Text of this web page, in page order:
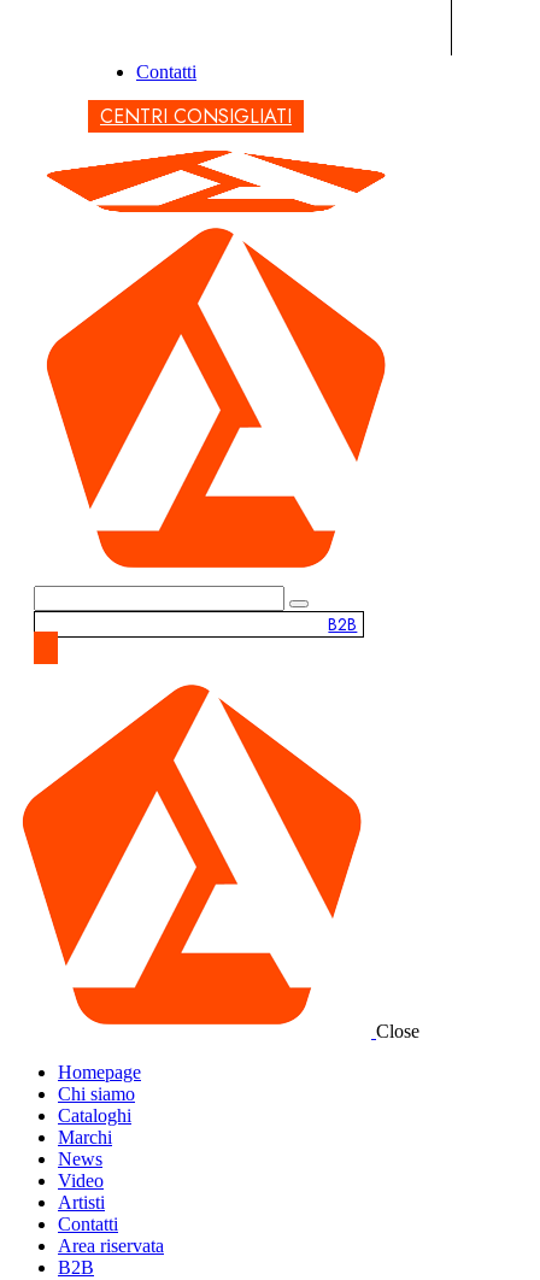
Contatti
CENTRI CONSIGLIATI
B2B
Close
Homepage
Chi siamo
Cataloghi
Marchi
News
Video
Artisti
Contatti
Area riservata
B2B